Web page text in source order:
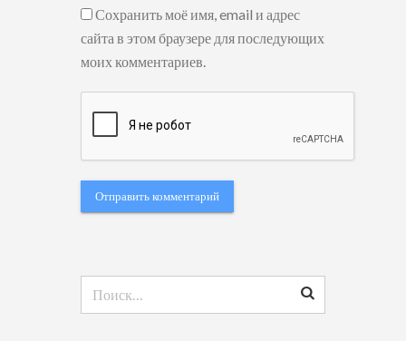
Сохранить моё имя, email и адрес
сайта в этом браузере для последующих
моих комментариев.